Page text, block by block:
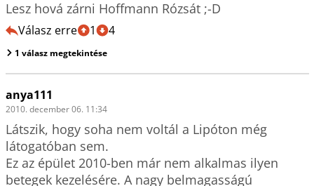
Lesz hová zárni Hoffmann Rózsát ;-D
Válasz erre 1 4
1 válasz megtekintése
anya111
2010. december 06. 11:34
Látszik, hogy soha nem voltál a Lipóton még
látogatóban sem.
Ez az épület 2010-ben már nem alkalmas ilyen
betegek kezelésére. A nagy belmagasságú